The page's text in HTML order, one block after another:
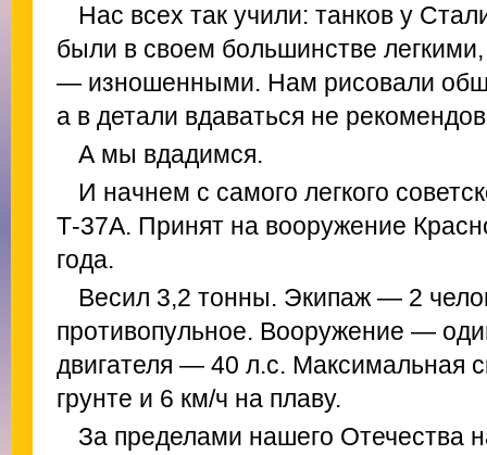
Нас всех так учили: танков у
были в своем большинстве
— изношенными. Нам рисовали
а в детали вдаваться не
А мы вдадимся.
И начнем с самого легкого
Т-37А. Принят на вооружение
года.
Весил 3,2 тонны. Экипаж — 2
противопульное. Вооружение —
двигателя — 40 л.с. Максимальная
грунте и 6 км/ч на плаву.
За пределами нашего Отечества